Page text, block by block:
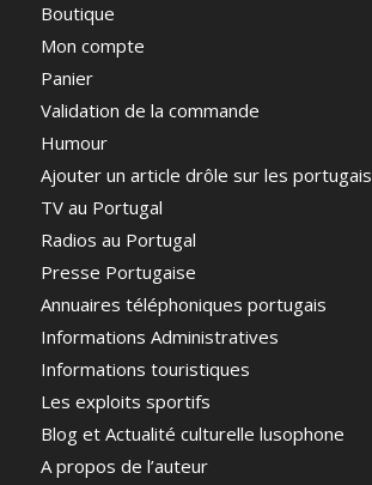
Boutique
Mon compte
Panier
Validation de la commande
Humour
Ajouter un article drôle sur les portugais
TV au Portugal
Radios au Portugal
Presse Portugaise
Annuaires téléphoniques portugais
Informations Administratives
Informations touristiques
Les exploits sportifs
Blog et Actualité culturelle lusophone
A propos de l’auteur